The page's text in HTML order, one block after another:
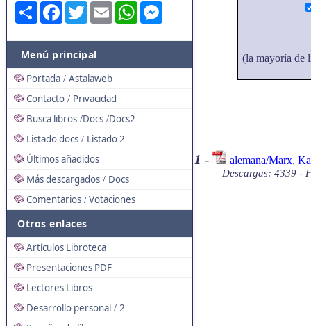
Share FacebookTwitterEmail WhatsApp
Menú principal
Portada / Astalaweb
Contacto / Privacidad
Busca libros /Docs /Docs2
Listado docs / Listado 2
Últimos añadidos
Más descargados / Docs
Comentarios / Votaciones
Otros enlaces
Artículos Libroteca
Presentaciones PDF
Lectores Libros
Desarrollo personal / 2
(la mayoría de
1 - alemana/Marx,
Descargas: 4339 -